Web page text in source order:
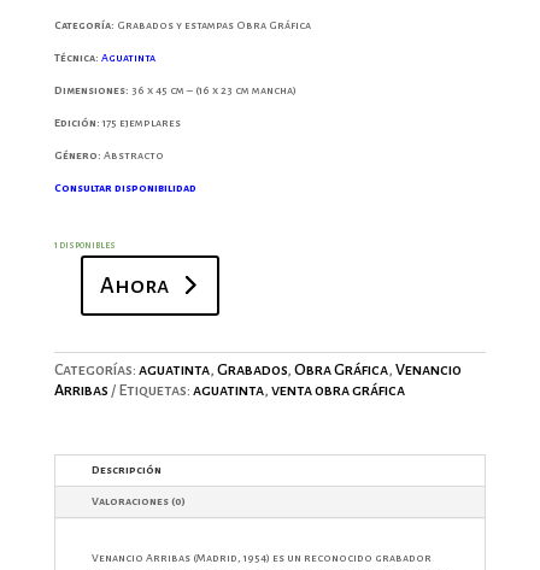
Categoría: Grabados y estampas Obra Gráfica
Técnica: Aguatinta
Dimensiones: 36 x 45 cm – (16 x 23 cm mancha)
Edición: 175 ejemplares
Género: Abstracto
Consultar disponibilidad
1 disponibles
Ahora
Categorías: aguatinta, Grabados, Obra Gráfica, Venancio
Arribas
Etiquetas: aguatinta, venta obra gráfica
Descripción
Valoraciones (0)
Venancio Arribas(Madrid, 1954) es un reconocido grabador